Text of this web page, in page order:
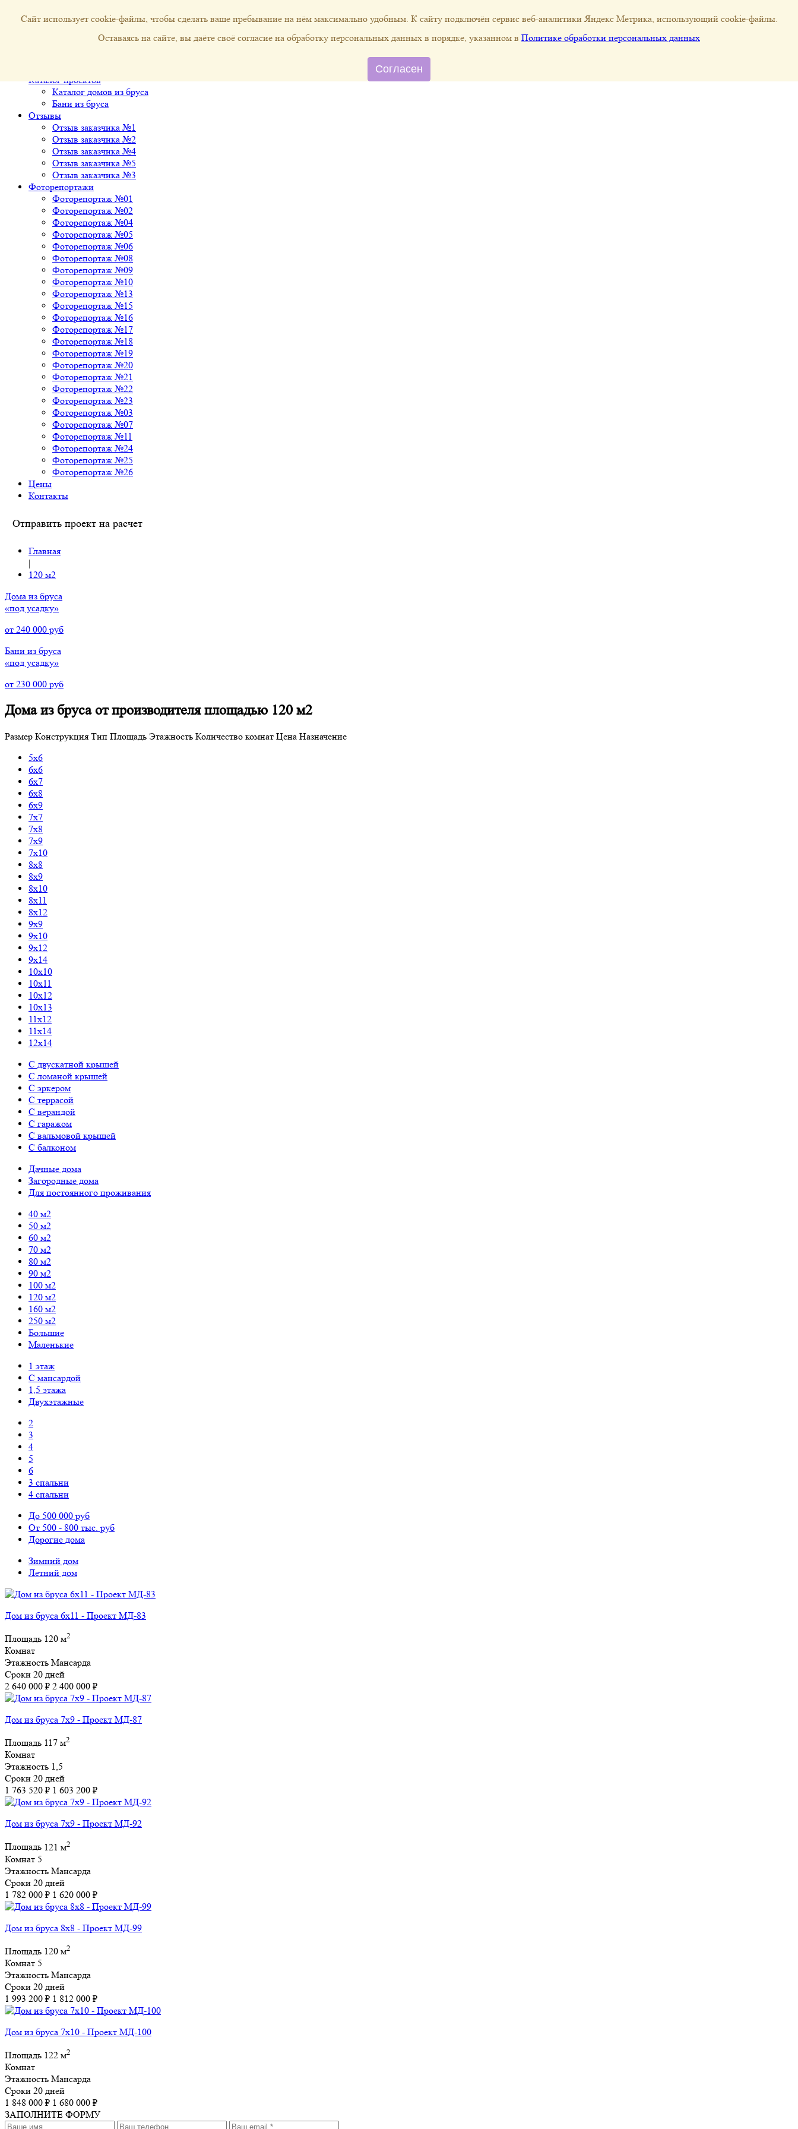
строительство деревянных домов и бань из бруса
kostromskoi-srub@mail.ru
Каталог проектов
Каталог домов из бруса
Бани из бруса
Отзывы
Отзыв заказчика №1
Отзыв заказчика №2
Отзыв заказчика №4
Отзыв заказчика №5
Отзыв заказчика №3
Фоторепортажи
Фоторепортаж №01
Фоторепортаж №02
Фоторепортаж №04
Фоторепортаж №05
Фоторепортаж №06
Фоторепортаж №08
Фоторепортаж №09
Фоторепортаж №10
Фоторепортаж №13
Фоторепортаж №15
Фоторепортаж №16
Фоторепортаж №17
Фоторепортаж №18
Фоторепортаж №19
Фоторепортаж №20
Фоторепортаж №21
Фоторепортаж №22
Фоторепортаж №23
Фоторепортаж №03
Фоторепортаж №07
Фоторепортаж №11
Фоторепортаж №24
Фоторепортаж №25
Фоторепортаж №26
Цены
Контакты
Отправить проект на расчет
Главная
|
120 м2
Дома из бруса
«под усадку»
от 240 000 руб
Бани из бруса
«под усадку»
от 230 000 руб
Дома из бруса от производителя площадью 120 м2
Размер Конструкция Тип Площадь Этажность Количество комнат Цена Назначение
5х6
6x6
6x7
6x8
6x9
7x7
7x8
7x9
7x10
8x8
8x9
8x10
8x11
8x12
9x9
9x10
9x12
9x14
10x10
10x11
10x12
10x13
11x12
11x14
12x14
С двускатной крышей
С ломаной крышей
С эркером
С террасой
С верандой
С гаражом
С вальмовой крышей
С балконом
Дачные дома
Загородные дома
Для постоянного проживания
40 м2
50 м2
60 м2
70 м2
80 м2
90 м2
100 м2
120 м2
160 м2
250 м2
Большие
Маленькие
1 этаж
С мансардой
1,5 этажа
Двухэтажные
2
3
4
5
6
3 спальни
4 спальни
До 500 000 руб
От 500 - 800 тыс. руб
Дорогие дома
Зимний дом
Летний дом
Дом из бруса 6х11 - Проект МД-83
Площадь 120 м2
Комнат
Этажность Мансарда
Сроки 20 дней
2 640 000 ₽ 2 400 000 ₽
Дом из бруса 7х9 - Проект МД-87
Площадь 117 м2
Комнат
Этажность 1,5
Сроки 20 дней
1 763 520 ₽ 1 603 200 ₽
Дом из бруса 7х9 - Проект МД-92
Площадь 121 м2
Комнат 5
Этажность Мансарда
Сроки 20 дней
1 782 000 ₽ 1 620 000 ₽
Дом из бруса 8х8 - Проект МД-99
Площадь 120 м2
Комнат 5
Этажность Мансарда
Сроки 20 дней
1 993 200 ₽ 1 812 000 ₽
Дом из бруса 7х10 - Проект МД-100
Площадь 122 м2
Комнат
Этажность Мансарда
Сроки 20 дней
1 848 000 ₽ 1 680 000 ₽
ЗАПОЛНИТЕ ФОРМУ
Сайт использует cookie-файлы, чтобы сделать ваше пребывание на нём максимально удобным. К cайту подключён сервис веб-аналитики Яндекс Метрика, использующий cookie-файлы.
Оставаясь на сайте, вы даёте своё согласие на обработку персональных данных в порядке, указанном в Политике обработки персональных данных
Согласен